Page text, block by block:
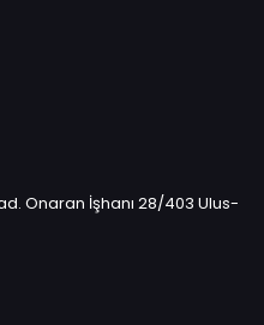
Onaran İşhanı 28/403 Ulus-